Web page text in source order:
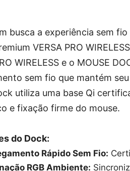
busca a experiência sem
VERSA PRO
WIRELESS e o MOUSE
sem fio que mantém
utiliza uma base Qi
e fixação firme do mouse.
do Dock:
Rápido Sem Fio:
RGB Ambiente: